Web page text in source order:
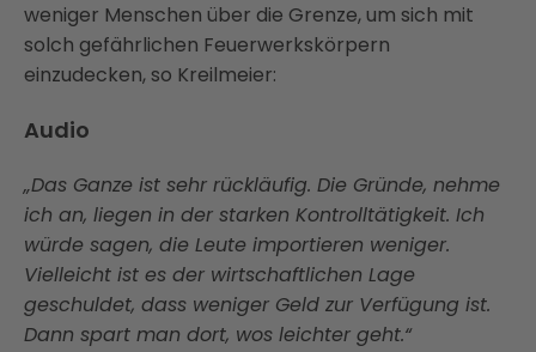
weniger Menschen über die Grenze, um sich mit
solch gefährlichen Feuerwerkskörpern
einzudecken, so Kreilmeier:
Audio
„Das Ganze ist sehr rückläufig. Die Gründe, nehme
ich an, liegen in der starken Kontrolltätigkeit. Ich
würde sagen, die Leute importieren weniger.
Vielleicht ist es der wirtschaftlichen Lage
geschuldet, dass weniger Geld zur Verfügung ist.
Dann spart man dort, wos leichter geht.“